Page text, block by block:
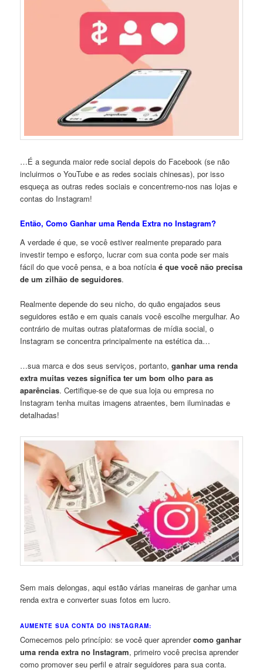
…É a segunda maior rede social depois do Facebook (se não
incluirmos o YouTube e as redes sociais chinesas), por isso
esqueça as outras redes sociais e concentremo-nos nas lojas e
contas do Instagram!
Então, Como Ganhar uma Renda Extra no Instagram?
A verdade é que, se você estiver realmente preparado para
investir tempo e esforço, lucrar com sua conta pode ser mais
fácil do que você pensa, e a boa notíciaé que você não precisa
de um zilhão de seguidores.
Realmente depende do seu nicho, do quão engajados seus
seguidores estão e em quais canais você escolhe mergulhar. Ao
contrário de muitas outras plataformas de mídia social, o
Instagram se concentra principalmente na estética da…
…sua marca e dos seus serviços, portanto,ganhar uma renda
extra muitas vezes significa ter um bom olho para as
aparências. Certifique-se de que sua loja ou empresa no
Instagram tenha muitas imagens atraentes, bem iluminadas e
detalhadas!
Sem mais delongas, aqui estão várias maneiras de ganhar uma
renda extra e converter suas fotos em lucro.
AUMENTE SUA CONTA DO INSTAGRAM:
Comecemos pelo princípio: se você quer aprendercomo ganhar
uma renda extra no Instagram, primeiro você precisa aprender
como promover seu perfil e atrair seguidores para sua conta.